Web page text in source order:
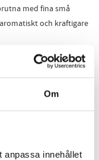
Om
anpassa innehållet
med fina små
och kraftigare